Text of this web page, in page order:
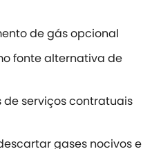
de gás opcional
fonte alternativa de
serviços contratuais
gases nocivos e